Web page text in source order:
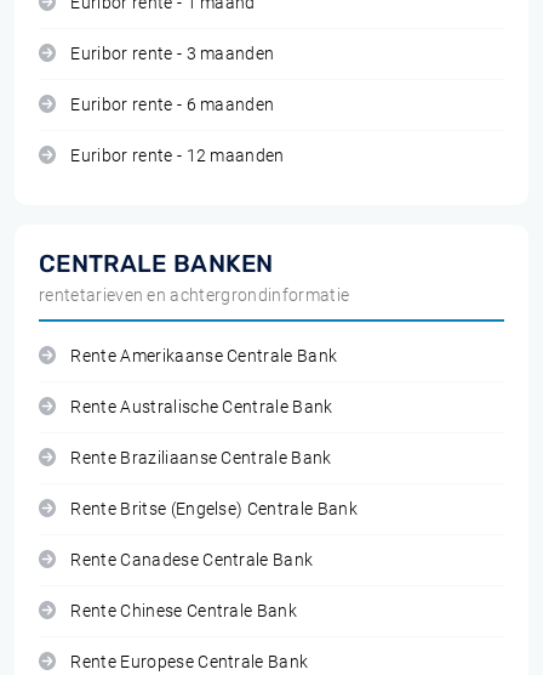
Euribor rente - 3 maanden
Euribor rente - 6 maanden
Euribor rente - 12 maanden
CENTRALE BANKEN
rentetarieven en achtergrondinformatie
Rente Amerikaanse Centrale Bank
Rente Australische Centrale Bank
Rente Braziliaanse Centrale Bank
Rente Britse (Engelse) Centrale Bank
Rente Canadese Centrale Bank
Rente Chinese Centrale Bank
Rente Europese Centrale Bank